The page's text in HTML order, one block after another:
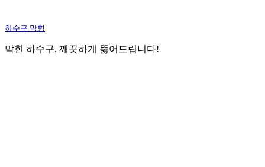
하수구 막힘
막힌 하수구, 깨끗하게 뚫어드립니다!